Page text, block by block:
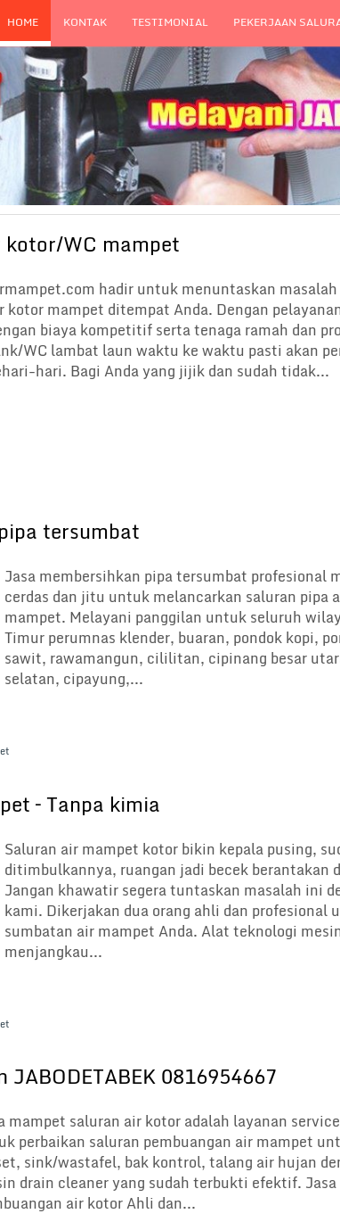
HOME KONTAK TESTIMONIAL PEKERJAAN
WC mampet
hadir untuk menuntaskan
kotor mampet ditempat Anda. Dengan
biaya kompetitif serta tenaga ramah dan
WC lambat laun waktu ke waktu pasti akan
hari. Bagi Anda yang jijik dan sudah tidak...
tersumbat
Jasa membersihkan pipa tersumbat profesional
cerdas dan jitu untuk melancarkan saluran pipa
mampet. Melayani panggilan untuk seluruh
Timur perumnas klender, buaran, pondok kopi,
sawit, rawamangun, cililitan, cipinang besar
selatan, cipayung,...
– Tanpa kimia
Saluran air mampet kotor bikin kepala pusing,
ditimbulkannya, ruangan jadi becek berantakan
Jangan khawatir segera tuntaskan masalah ini
kami. Dikerjakan dua orang ahli dan profesional
sumbatan air mampet Anda. Alat teknologi
menjangkau...
0816954667
mampet saluran air kotor adalah layanan
perbaikan saluran pembuangan air mampet
sink/wastafel, bak kontrol, talang air hujan
drain cleaner yang sudah terbukti efektif.
air kotor Ahli dan...